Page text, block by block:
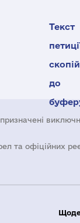
Текст
до
та офіційних